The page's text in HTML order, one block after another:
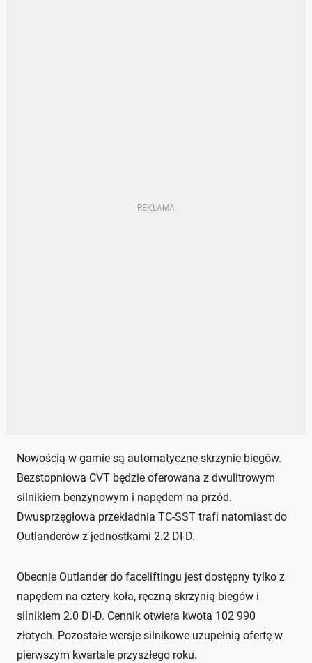
Nowością w gamie są automatyczne skrzynie biegów.
Bezstopniowa CVT będzie oferowana z dwulitrowym
silnikiem benzynowym i napędem na przód.
Dwusprzęgłowa przekładnia TC-SST trafi natomiast do
Outlanderów z jednostkami 2.2 DI-D.
Obecnie Outlander do faceliftingu jest dostępny tylko z
napędem na cztery koła, ręczną skrzynią biegów i
silnikiem 2.0 DI-D. Cennik otwiera kwota 102 990
złotych. Pozostałe wersje silnikowe uzupełnią ofertę w
pierwszym kwartale przyszłego roku.